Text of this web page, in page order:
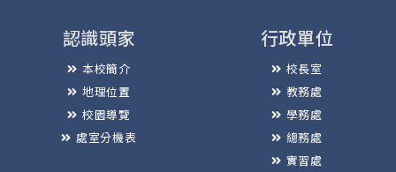
認識頭家
本校簡介
地理位置
校園導覽
處室分機表
行政單位
校長室
教務處
學務處
總務處
實習處